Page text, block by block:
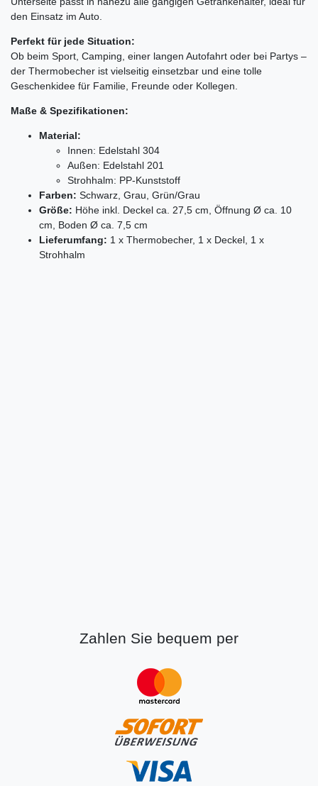
den Einsatz im Auto.
Perfekt für jede Situation:
Ob beim Sport, Camping, einer langen Autofahrt oder bei Partys –
der Thermobecher ist vielseitig einsetzbar und eine tolle
Geschenkidee für Familie, Freunde oder Kollegen.
Maße & Spezifikationen:
Material:
Innen: Edelstahl 304
Außen: Edelstahl 201
Strohhalm: PP-Kunststoff
Farben: Schwarz, Grau, Grün/Grau
Größe: Höhe inkl. Deckel ca. 27,5 cm, Öffnung Ø ca. 10
cm, Boden Ø ca. 7,5 cm
Lieferumfang: 1 x Thermobecher, 1 x Deckel, 1 x
Strohhalm
Zahlen Sie bequem per